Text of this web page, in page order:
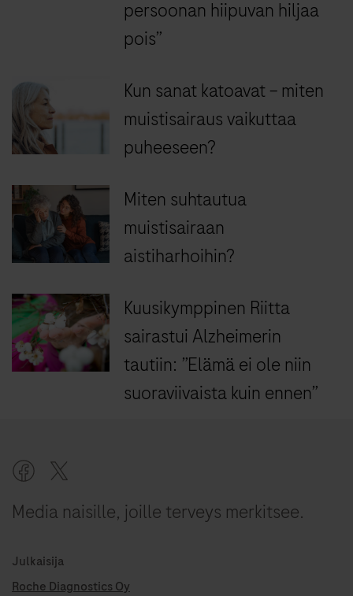
persoonan hiipuvan hiljaa
pois”
Kun sanat katoavat – miten
muistisairaus vaikuttaa
puheeseen?
Miten suhtautua
muistisairaan
aistiharhoihin?
Kuusikymppinen Riitta
sairastui Alzheimerin
tautiin: ”Elämä ei ole niin
suoraviivaista kuin ennen”
Media naisille, joille terveys merkitsee.
Julkaisija
Roche Diagnostics Oy